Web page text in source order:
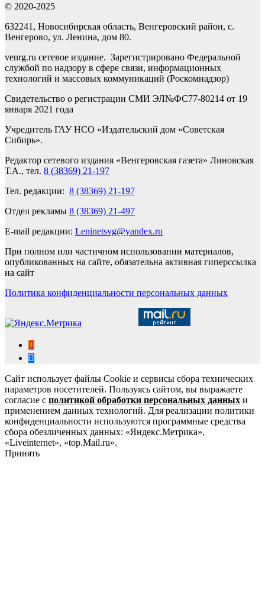
© 2020-2025
632241, Новосибирская область, Венгеровский район, с.
Венгерово, ул. Ленина, дом 80.
venrg.ru сетевое издание. Зарегистрировано Федеральной
службой по надзору в сфере связи, информационных
технологий и массовых коммуникаций (Роскомнадзор)
Свидетельство о регистрации СМИ ЭЛ№ФС77-80214 от 19
января 2021 года
Учредитель ГАУ НСО «Издательский дом «Советская
Сибирь».
Редактор сетевого издания «Венгеровская газета» Линовская
Т.А., тел. 8 (38369) 21-197
Тел. редакции: 8 (38369) 21-197
Отдел рекламы 8 (38369) 21-497
E-mail редакции: Leninetsvg@yandex.ru
При полном или частичном использовании материалов,
опубликованных на сайте, обязательна активная гиперссылка
на сайт
Политика конфиденциальности персональных данных
Сайт использует файлы Cookie и сервисы сбора технических
параметров посетителей. Пользуясь сайтом, вы выражаете
согласие с политикой обработки персональных данных и
применением данных технологий. Для реализации политики
конфиденциальности используются программные средства
сбора обезличенных данных: «Яндекс.Метрика»,
«Liveinternet», «top.Mail.ru».
Принять